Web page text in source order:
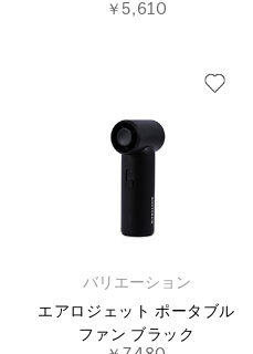
￥5,610
バリエーション
エアロジェット ポータブル
ファン ブラック